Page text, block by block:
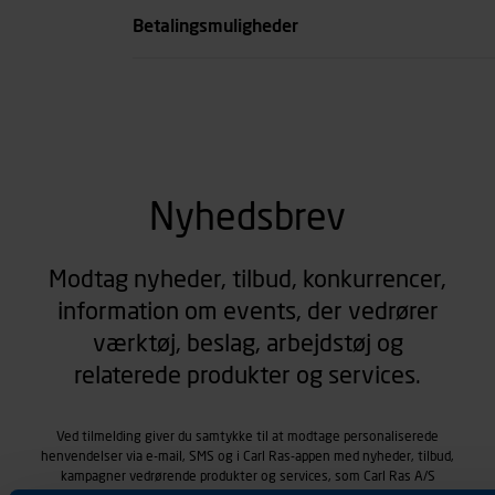
Betalingsmuligheder
Nyhedsbrev
Modtag nyheder, tilbud, konkurrencer,
information om events, der vedrører
værktøj, beslag, arbejdstøj og
relaterede produkter og services.
Ved tilmelding giver du samtykke til at modtage personaliserede
henvendelser via e-mail, SMS og i Carl Ras-appen med nyheder, tilbud,
kampagner vedrørende produkter og services, som Carl Ras A/S